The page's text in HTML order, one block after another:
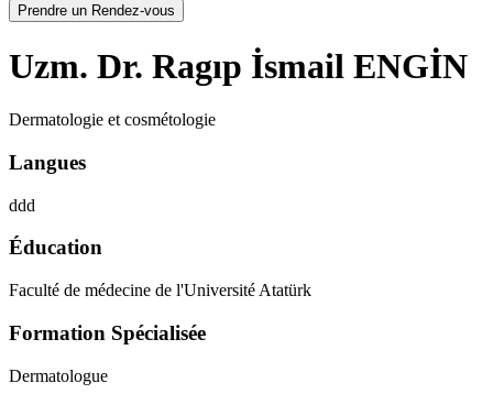
Prendre un Rendez-vous
Uzm. Dr. Ragıp İsmail ENGİN
Dermatologie et cosmétologie
Langues
ddd
Éducation
Faculté de médecine de l'Université Atatürk
Formation Spécialisée
Dermatologue